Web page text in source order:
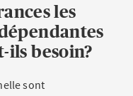
du salaire des
Certaines
à une convention
en cas de
d’une
en nom collectif
indépendant.
au 1er pilier,
les
ils besoin?
sont